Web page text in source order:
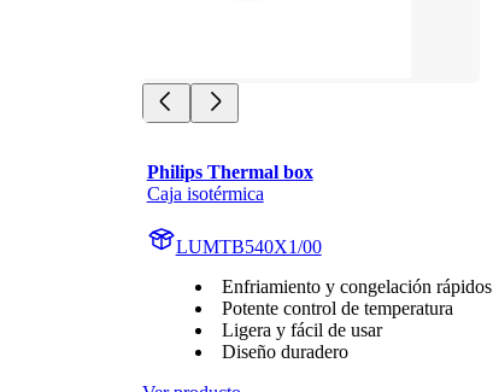
Philips Thermal box
Caja isotérmica
LUMTB540X1/00
Enfriamiento y congelación rápidos
Potente control de temperatura
Ligera y fácil de usar
Diseño duradero